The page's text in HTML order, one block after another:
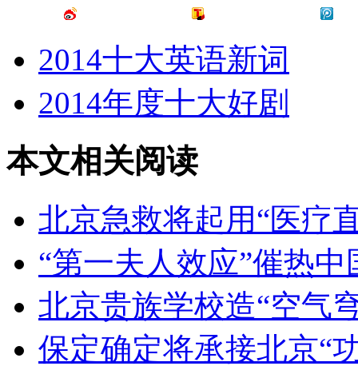
2014十大英语新词
2014年度十大好剧
本文相关阅读
北京急救将起用“医疗
“第一夫人效应”催热中
北京贵族学校造“空气
保定确定将承接北京“